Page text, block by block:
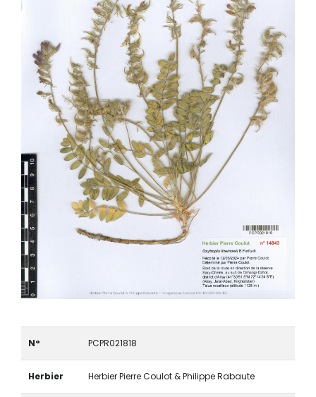
N° PCPR021818
Herbier Herbier Pierre Coulot & Philippe Rabaute